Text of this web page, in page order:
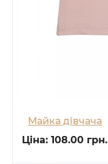
Майка дівчача
Ціна: 108.00 грн.